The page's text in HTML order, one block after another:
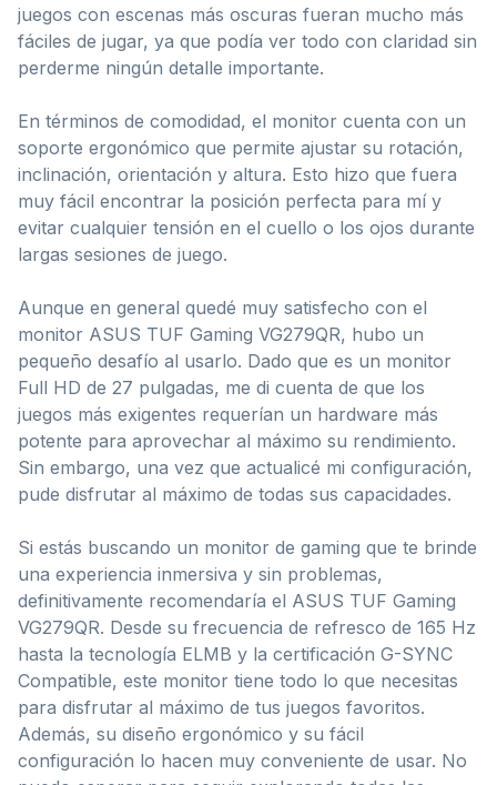
juegos con escenas más oscuras fueran mucho más
fáciles de jugar, ya que podía ver todo con claridad sin
perderme ningún detalle importante.
En términos de comodidad, el monitor cuenta con un
soporte ergonómico que permite ajustar su rotación,
inclinación, orientación y altura. Esto hizo que fuera
muy fácil encontrar la posición perfecta para mí y
evitar cualquier tensión en el cuello o los ojos durante
largas sesiones de juego.
Aunque en general quedé muy satisfecho con el
monitor ASUS TUF Gaming VG279QR, hubo un
pequeño desafío al usarlo. Dado que es un monitor
Full HD de 27 pulgadas, me di cuenta de que los
juegos más exigentes requerían un hardware más
potente para aprovechar al máximo su rendimiento.
Sin embargo, una vez que actualicé mi configuración,
pude disfrutar al máximo de todas sus capacidades.
Si estás buscando un monitor de gaming que te brinde
una experiencia inmersiva y sin problemas,
definitivamente recomendaría el ASUS TUF Gaming
VG279QR. Desde su frecuencia de refresco de 165 Hz
hasta la tecnología ELMB y la certificación G-SYNC
Compatible, este monitor tiene todo lo que necesitas
para disfrutar al máximo de tus juegos favoritos.
Además, su diseño ergonómico y su fácil
configuración lo hacen muy conveniente de usar. No